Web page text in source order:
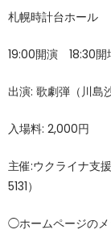
札幌時計台ホール
19:00開演 18:30開
出演: 歌劇弾（川島
入場料: 2,000円
主催:ウクライナ支
5131）
◯ホームページのメ